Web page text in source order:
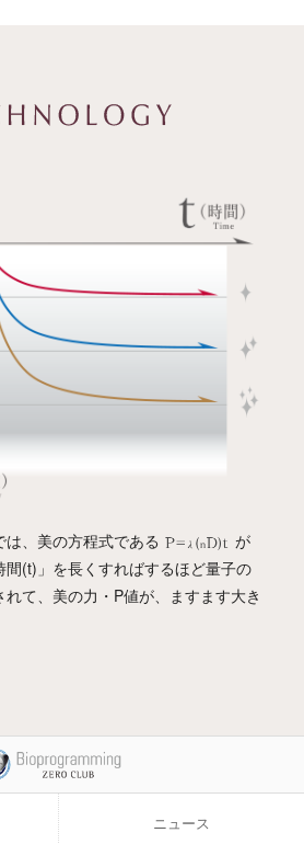
、美の方程式である
が
(t)」を長くすればするほど量子の
て、美の力・P値が、ますます大き
ニュース